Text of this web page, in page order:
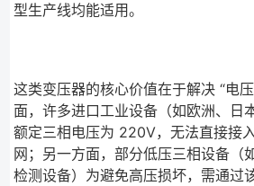
型生产线均能适用。
这类变压器的核心价值在于解决 “电
面，许多进口工业设备（如欧洲、日
额定三相电压为 220V，无法直接接
网；另一方面，部分低压三相设备（
检测设备）为避免高压损坏，需通过